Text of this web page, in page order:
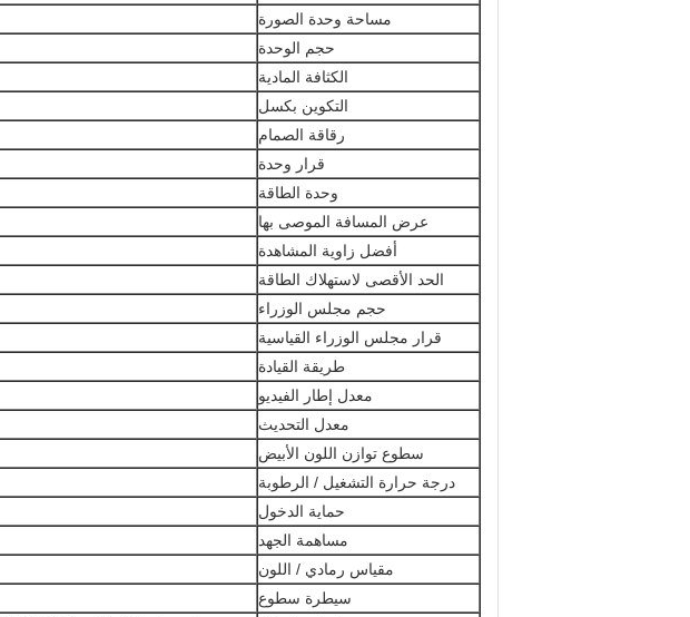
مساحة وحدة الصورة
حجم الوحدة
الكثافة المادية
التكوين بكسل
رقاقة الصمام
قرار وحدة
وحدة الطاقة
عرض المسافة الموصى بها
أفضل زاوية المشاهدة
الحد الأقصى لاستهلاك الطاقة
حجم مجلس الوزراء
قرار مجلس الوزراء القياسية
طريقة القيادة
معدل إطار الفيديو
معدل التحديث
سطوع توازن اللون الأبيض
درجة حرارة التشغيل / الرطوبة
حماية الدخول
مساهمة الجهد
مقياس رمادي / اللون
سيطرة سطوع